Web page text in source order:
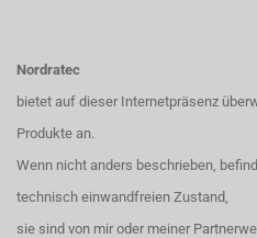
Nordratec
bietet auf dieser Internetpräsenz
Produkte an.
Wenn nicht anders beschrieben,
technisch einwandfreien Zustand,
sie sind von mir oder meiner